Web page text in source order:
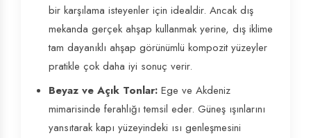
bir karşılama isteyenler için idealdir. Ancak dış
mekanda gerçek ahşap kullanmak yerine, dış iklime
tam dayanıklı ahşap görünümlü kompozit yüzeyler
pratikle çok daha iyi sonuç verir.
Beyaz ve Açık Tonlar: Ege ve Akdeniz
mimarisinde ferahlığı temsil eder. Güneş ışınlarını
yansıtarak kapı yüzeyindeki ısı genleşmesini